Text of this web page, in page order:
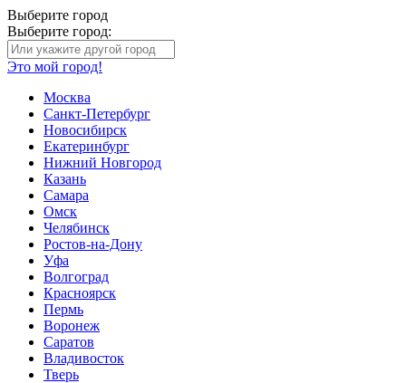
Выберите город
Выберите город:
Это мой город!
Москва
Санкт-Петербург
Новосибирск
Екатеринбург
Нижний Новгород
Казань
Самара
Омск
Челябинск
Ростов-на-Дону
Уфа
Волгоград
Красноярск
Пермь
Воронеж
Саратов
Владивосток
Тверь